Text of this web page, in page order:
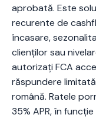
aprobată. Este
recurente de
încasare,
clienților sau
autorizați FCA
răspundere
română. Ratele
35% APR, în